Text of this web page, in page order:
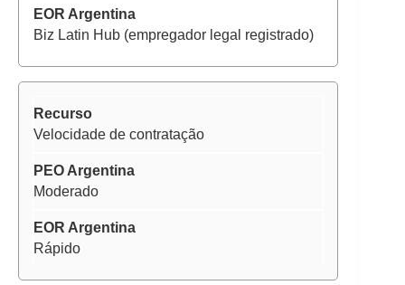
Biz Latin Hub (empregador legal registrado)
Velocidade de contratação
Moderado
Rápido